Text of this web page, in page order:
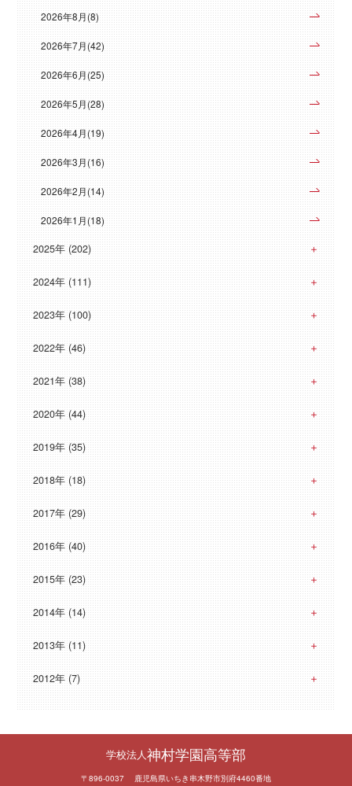
2026年8月(8)
2026年7月(42)
2026年6月(25)
2026年5月(28)
2026年4月(19)
2026年3月(16)
2026年2月(14)
2026年1月(18)
2025年 (202)
2024年 (111)
2023年 (100)
2022年 (46)
2021年 (38)
2020年 (44)
2019年 (35)
2018年 (18)
2017年 (29)
2016年 (40)
2015年 (23)
2014年 (14)
2013年 (11)
2012年 (7)
学校法人神村学園高等部
〒896-0037 鹿児島県いちき串木野市別府4460番地